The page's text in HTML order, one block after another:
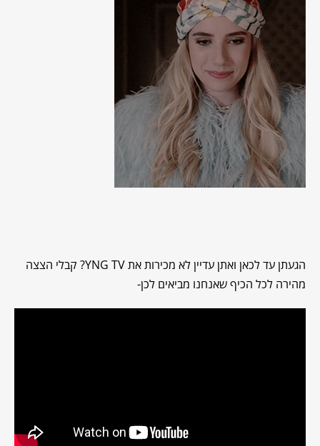
הגעתן עד לכאן ואתן עדיין לא מכירות את YNG TV? קבלי הצצה
מהירה לכל הכיף שאנחנו מביאים לכן-